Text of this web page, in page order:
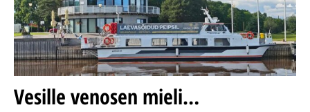
Vesille venosen mieli…